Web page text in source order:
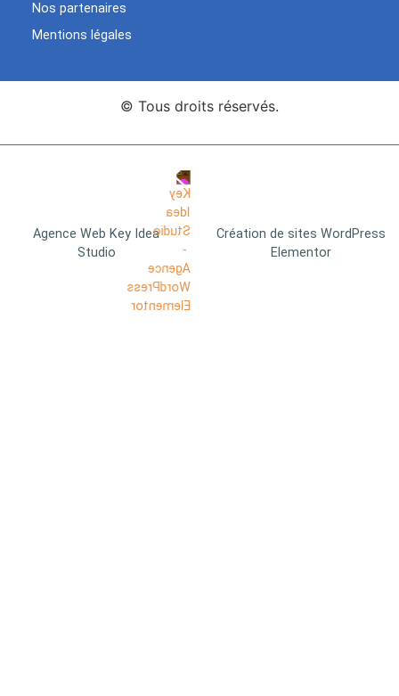
Nos partenaires
Mentions légales
© Tous droits réservés.
Agence Web Key Idea
Studio
Création de sites WordPress
Elementor